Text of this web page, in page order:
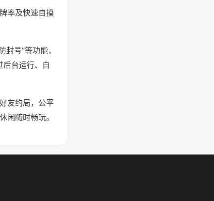
率及快速自摸
号”等功能，
后台运行、自
友约局，公平
闲随时畅玩。